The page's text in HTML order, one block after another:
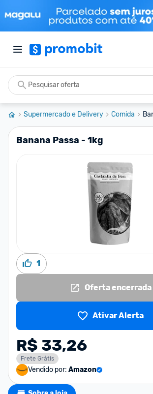
Supermercado e Delivery Comida
Banana Passa - 1kg
1
Oferta encerrada
Ativar Alerta
R$ 33,26
Frete Grátis
Vendido por: Amazon